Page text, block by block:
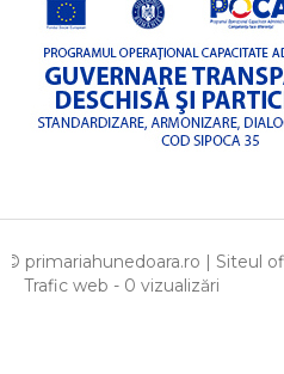
© primariahunedoara.ro | Siteul
Trafic web - 0 vizualizări